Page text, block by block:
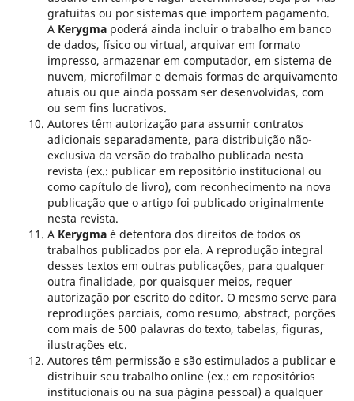
gratuitas ou por sistemas que importem pagamento.
A Kerygmapoderá ainda incluir o trabalho em banco
de dados, físico ou virtual, arquivar em formato
impresso, armazenar em computador, em sistema de
nuvem, microfilmar e demais formas de arquivamento
atuais ou que ainda possam ser desenvolvidas, com
ou sem fins lucrativos.
Autores têm autorização para assumir contratos
adicionais separadamente, para distribuição não-
exclusiva da versão do trabalho publicada nesta
revista (ex.: publicar em repositório institucional ou
como capítulo de livro), com reconhecimento na nova
publicação que o artigo foi publicado originalmente
nesta revista.
A Kerygmaé detentora dos direitos de todos os
trabalhos publicados por ela. A reprodução integral
desses textos em outras publicações, para qualquer
outra finalidade, por quaisquer meios, requer
autorização por escrito do editor. O mesmo serve para
reproduções parciais, como resumo, abstract, porções
com mais de 500 palavras do texto, tabelas, figuras,
ilustrações etc.
Autores têm permissão e são estimulados a publicar e
distribuir seu trabalho online (ex.: em repositórios
institucionais ou na sua página pessoal) a qualquer